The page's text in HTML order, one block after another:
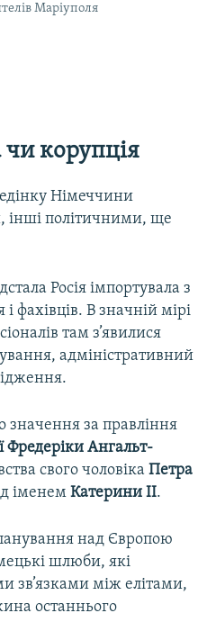
Маріуполя
чи корупція
Німеччини
політичними, ще
Росія імпортувала з
фахівців. В значній мірі
там з’явилися
адміністративний
значення за правління
Фредеріки Ангальт-
свого чоловіка Петра
іменем Катерини ІІ.
над Європою
шлюби, які
зв’язками між елітами,
останнього